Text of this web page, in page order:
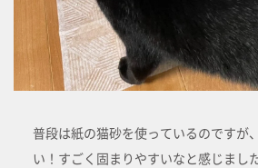
普段は紙の猫砂を使っているのですが
い！すごく固まりやすいなと感じまし